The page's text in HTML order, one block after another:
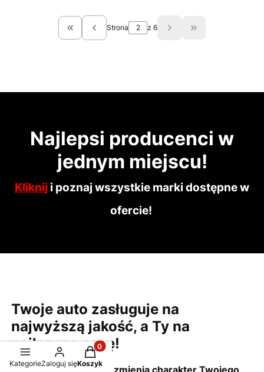
Wróć do pierwszej strony z produktami
Strona z 6 Przejdź do
Najlepsi producenci w
jednym miejscu!
Kliknij i poznaj wszystkie marki dostępne w
ofercie!
Twoje auto zasługuje na
najwyższą jakość, a Ty na
najlepszą cenę!
KategorieZaloguj się
Produkty w koszyku: 0. Zobacz
Koszyk